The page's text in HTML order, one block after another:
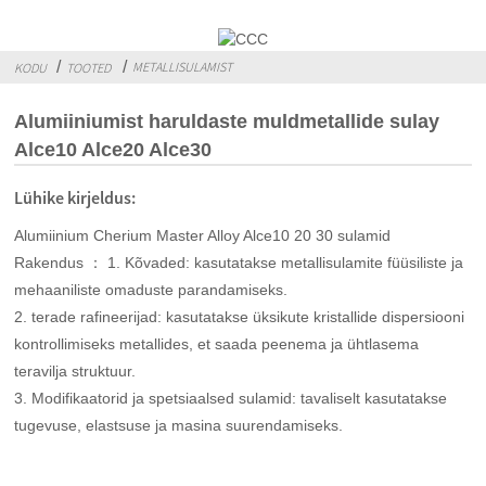
KODU TOOTED METALLISULAMIST
Alumiiniumist haruldaste muldmetallide sulay
Alce10 Alce20 Alce30
Lühike kirjeldus:
Alumiinium Cherium Master Alloy Alce10 20 30 sulamid
Rakendus ： 1. Kõvaded: kasutatakse metallisulamite füüsiliste ja
mehaaniliste omaduste parandamiseks.
2. terade rafineerijad: kasutatakse üksikute kristallide dispersiooni
kontrollimiseks metallides, et saada peenema ja ühtlasema
teravilja struktuur.
3. Modifikaatorid ja spetsiaalsed sulamid: tavaliselt kasutatakse
tugevuse, elastsuse ja masina suurendamiseks.